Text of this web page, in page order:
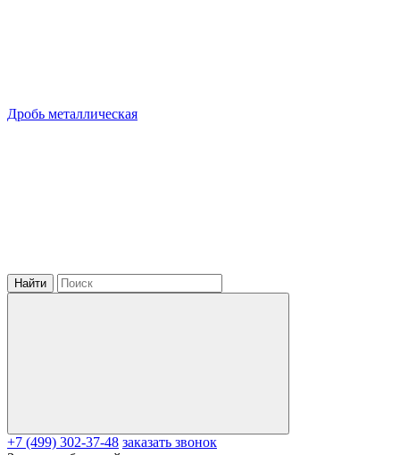
Дробь металлическая
Найти
+7 (499) 302-37-48 заказать звонок